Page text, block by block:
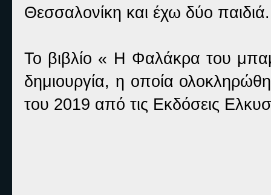
Θεσσαλονίκη και έχω δύο παιδιά.
Το βιβλίο « Η Φαλάκρα του
δημιουργία, η οποία
του 2019 από τις Εκδόσεις